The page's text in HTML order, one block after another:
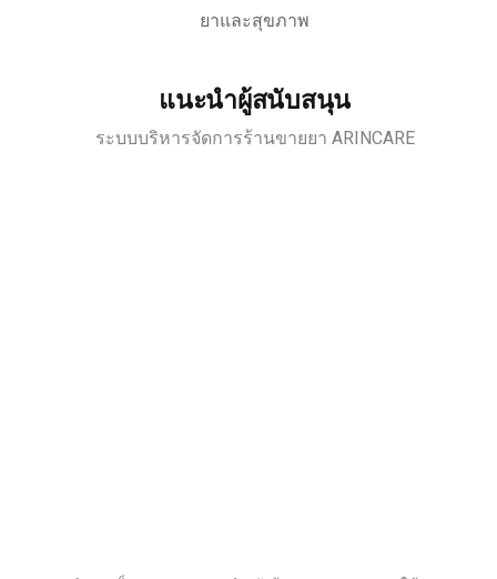
ยาและสุขภาพ
แนะนำผู้สนับสนุน
ระบบบริหารจัดการร้านขายยา ARINCARE